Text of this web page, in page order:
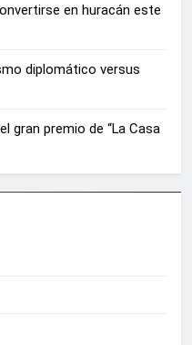
en huracán este
diplomático versus
gran premio de “La Casa